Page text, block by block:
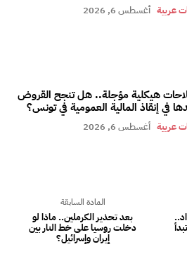
عربية أغسطس 6, 2026
هيكلية مؤجلة.. هل تنجح القروض
في إنقاذ المالية العمومية في تونس؟
عربية أغسطس 6, 2026
المادة السابقة
بعد تحذير الكرملين.. ماذا لو
دخلت روسيا على خط النار بين
إيران وإسرائيل؟